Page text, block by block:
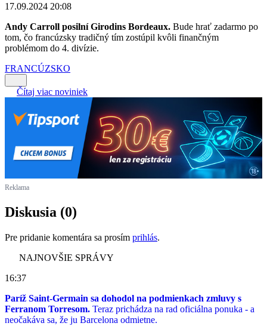
17.09.2024 20:08
Andy Carroll posilní Girodins Bordeaux. Bude hrať zadarmo po
tom, čo francúzsky tradičný tím zostúpil kvôli finančným
problémom do 4. divízie.
FRANCÚZSKO
Čítaj viac noviniek
Reklama
Diskusia (0)
Pre pridanie komentára sa prosím prihlás.
NAJNOVŠIE SPRÁVY
16:37
Paríž Saint-Germain sa dohodol na podmienkach zmluvy s
Ferranom Torresom. Teraz prichádza na rad oficiálna ponuka - a
neočakáva sa, že ju Barcelona odmietne.